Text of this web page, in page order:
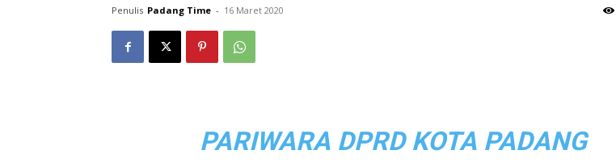
Penulis Padang Time - 16 Maret 2020
PARIWARA DPRD KOTA PADANG